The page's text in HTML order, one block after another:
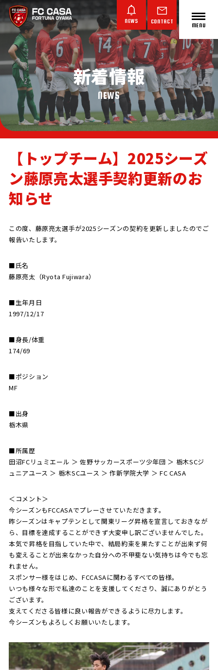
NEWS CONTACT
ABOUT FC CASA
クラブ概要
TOP TEAM
トップチーム
JUNIOR YOUTH
ジュニアユース
JUNIOR
ジュニア
SCHOOL
パートナー
MENU
新着情報
NEWS
【トップチーム】2025シーズ
ン藤原亮太選手契約更新のお
知らせ
この度、藤原亮太選手が2025シーズンの契約を更新しましたのでご
報告いたします。
■氏名
藤原亮太（Ryota Fujiwara）
■生年月日
1997/12/17
■身長/体重
174/69
■ポジション
MF
■出身
栃木県
■所属歴
田沼FCリュミエール ＞ 佐野サッカースポーツ少年団 ＞ 栃木SCジ
ュニアユース ＞ 栃木SCユース ＞ 作新学院大学 ＞ FC CASA
＜コメント＞
今シーズンもFCCASAでプレーさせていただきます。
昨シーズンはキャプテンとして関東リーグ昇格を宣言しておきなが
ら、目標を達成することができず大変申し訳ございませんでした。
本気で昇格を目指していた中で、結局約束を果たすことが出来ず何
も変えることが出来なかった自分への不甲斐ない気持ちは今でも忘
れません。
スポンサー様をはじめ、FCCASAに関わるすべての皆様。
いつも様々な形で私達のことを支援してくださり、誠にありがとう
ございます。
支えてくださる皆様に良い報告ができるように尽力します。
今シーズンもよろしくお願いいたします。